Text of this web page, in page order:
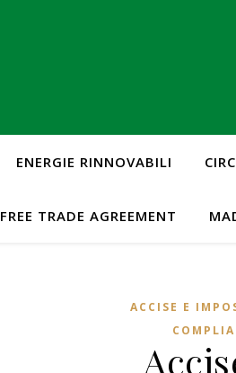
ENERGIE RINNOVABILI
FREE TRADE AGREEMENT
ACCISE E